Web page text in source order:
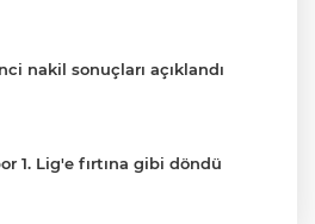
nakil sonuçları açıklandı
1. Lig'e fırtına gibi döndü